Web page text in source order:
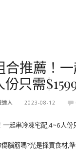
合推薦！
只需
達人 2023-08-12
腦筋嗎?光是採買食材,